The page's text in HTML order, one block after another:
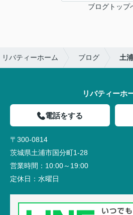
ブログトップ
バティーホーム ブログ 土
リバティーホ
電話をする
〒300-0814
茨城県土浦市国分町1-28
営業時間： 10:00～19:00
定休日： 水曜日